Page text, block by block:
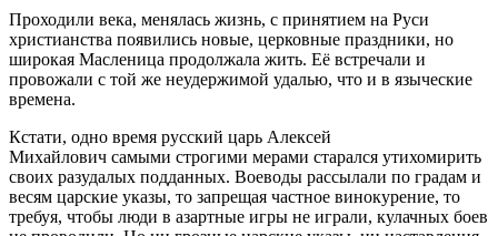
Проходили века, менялась жизнь, с принятием на Руси
христианства появились новые, церковные праздники, но
широкая Масленица продолжала жить. Её встречали и
провожали с той же неудержимой удалью, что и в языческие
времена.
Кстати, одно время русский царь Алексей
Михайлович самыми строгими мерами старался утихомирить
своих разудалых подданных. Воеводы рассылали по градам и
весям царские указы, то запрещая частное винокурение, то
требуя, чтобы люди в азартные игры не играли, кулачных боев